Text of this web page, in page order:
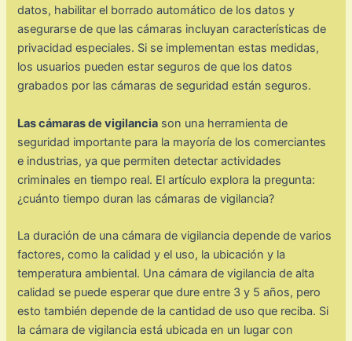
datos, habilitar el borrado automático de los datos y
asegurarse de que las cámaras incluyan características de
privacidad especiales. Si se implementan estas medidas,
los usuarios pueden estar seguros de que los datos
grabados por las cámaras de seguridad están seguros.
Las cámaras de vigilancia son una herramienta de
seguridad importante para la mayoría de los comerciantes
e industrias, ya que permiten detectar actividades
criminales en tiempo real. El artículo explora la pregunta:
¿cuánto tiempo duran las cámaras de vigilancia?
La duración de una cámara de vigilancia depende de varios
factores, como la calidad y el uso, la ubicación y la
temperatura ambiental. Una cámara de vigilancia de alta
calidad se puede esperar que dure entre 3 y 5 años, pero
esto también depende de la cantidad de uso que reciba. Si
la cámara de vigilancia está ubicada en un lugar con